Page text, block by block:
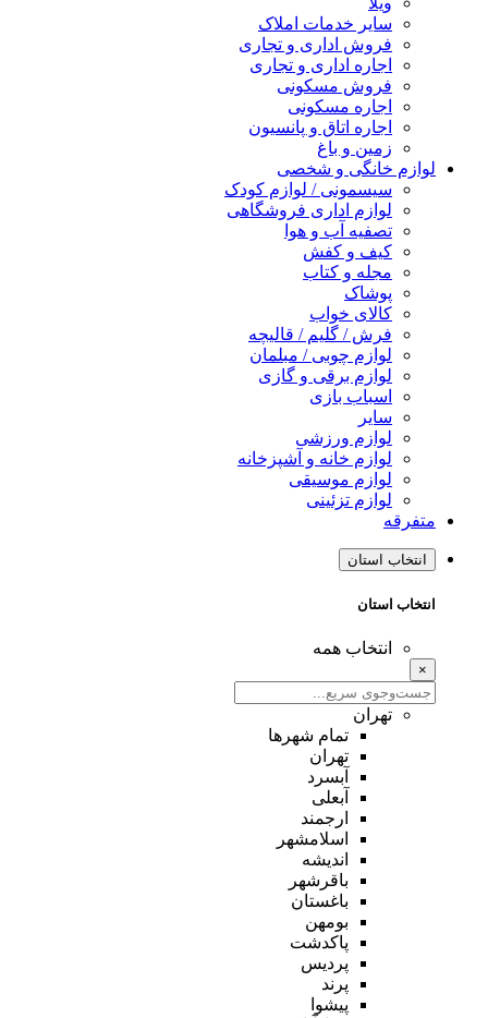
سایر خدمات املاک
فروش اداری و تجاری
اجاره اداری و تجاری
فروش مسکونی
اجاره مسکونی
اجاره اتاق و پانسیون
زمین و باغ
لوازم خانگی و شخصی
سیسمونی / لوازم کودک
لوازم اداری فروشگاهی
تصفیه آب و هوا
کیف و کفش
مجله و کتاب
پوشاک
کالای خواب
فرش / گلیم / قالیچه
لوازم چوبی / مبلمان
لوازم برقی و گازی
اسباب بازی
سایر
لوازم ورزشی
لوازم خانه و آشپزخانه
لوازم موسیقی
لوازم تزئینی
متفرقه
انتخاب استان
انتخاب استان
انتخاب همه
×
تهران
تمام شهر‌ها
تهران
آبسرد
آبعلی
ارجمند
اسلامشهر
اندیشه
باقرشهر
باغستان
بومهن
پاکدشت
پردیس
پرند
پیشوا